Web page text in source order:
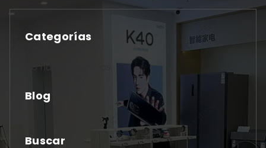
Categorías
No hay categorías
Blog
Buscar